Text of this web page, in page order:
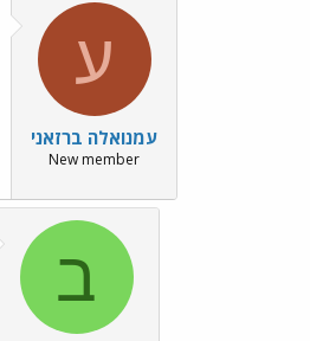
ע
עמנואלה ברזאני
New member
ב